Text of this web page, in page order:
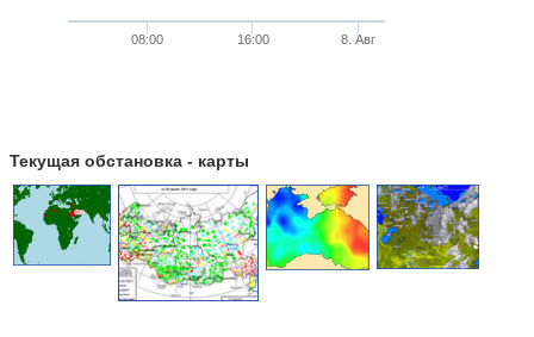
08:00 16:00 8. Авг
Текущая обстановка - карты